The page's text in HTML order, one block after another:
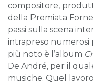
compositore,
della Premiata
passi sulla scena
intrapreso numerosi
più noto è l’album
De André, per il
musiche. Quel